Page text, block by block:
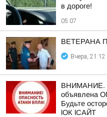
в дороге!
05:07
ВЕТЕРАНА
Вчера, 21:12
ВНИМАНИЕ.
объявлена
Будьте
lОК lСАЙТ